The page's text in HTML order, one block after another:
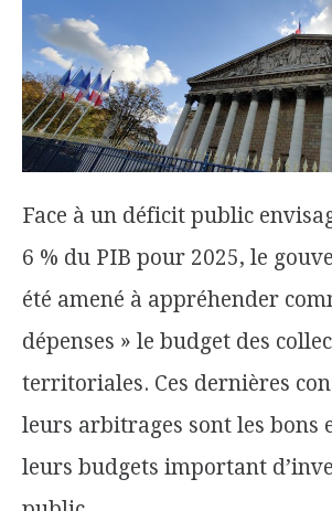
Face à un déficit public
6 % du PIB pour 2025, le
été amené à appréhender
dépenses » le budget des
territoriales. Ces dernières
leurs arbitrages sont les bons
leurs budgets important